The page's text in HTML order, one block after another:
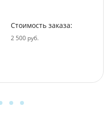
Стоимость заказа:
2 500 руб.